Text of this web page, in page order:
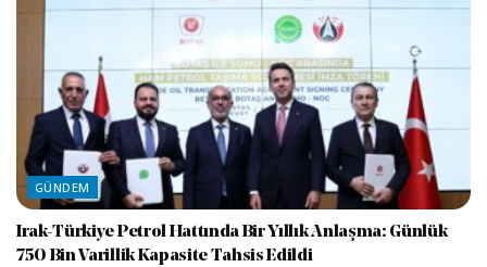
GÜNDEM
Irak-Türkiye Petrol Hattında Bir Yıllık Anlaşma: Günlük
750 Bin Varillik Kapasite Tahsis Edildi